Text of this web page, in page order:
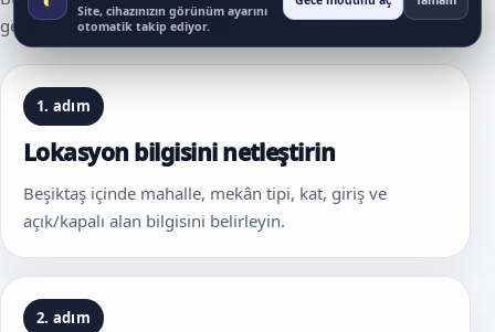
gereken temel bilgileri sadeleştirir.
1. adım
Lokasyon bilgisini netleştirin
Beşiktaş içinde mahalle, mekân tipi, kat, giriş ve
açık/kapalı alan bilgisini belirleyin.
2. adım
Site, cihazınızın görünüm ayarını
otomatik takip ediyor.